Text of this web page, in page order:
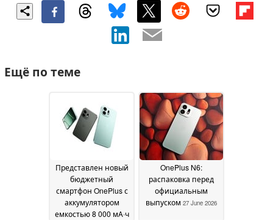
Ещё по теме
Представлен новый
бюджетный
смартфон OnePlus с
аккумулятором
емкостью 8 000 мА·ч
OnePlus N6:
распаковка перед
официальным
выпуском 27 June 2026